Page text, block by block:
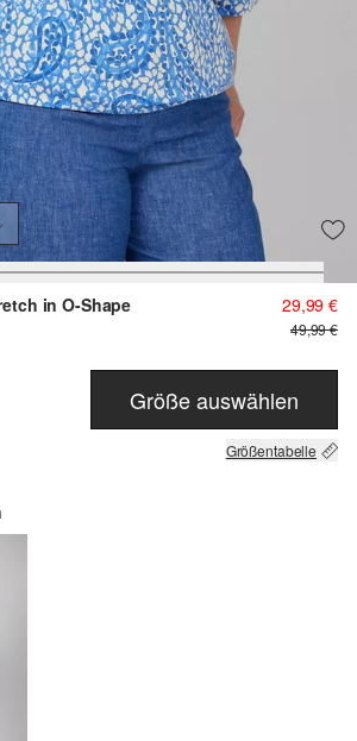
in O-Shape 29,99 €
49,99 €
Größe auswählen
Größentabelle